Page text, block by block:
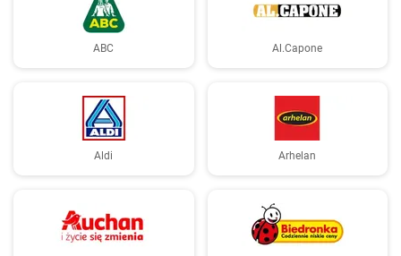
ABC Al.Capone
Aldi Arhelan